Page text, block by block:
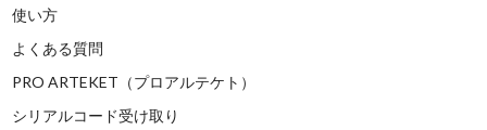
使い方
よくある質問
PRO ARTEKET（プロアルテケト）
シリアルコード受け取り